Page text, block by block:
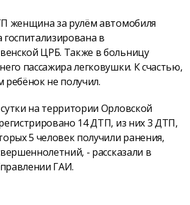
женщина за рулём автомобиля
в
ЦРБ. Также в больницу
пассажира легковушки. К счастью,
ребёнок не получил.
на территории Орловской
14 ДТП, из них 3 ДТП,
5 человек получили ранения,
- рассказали в
ГАИ.